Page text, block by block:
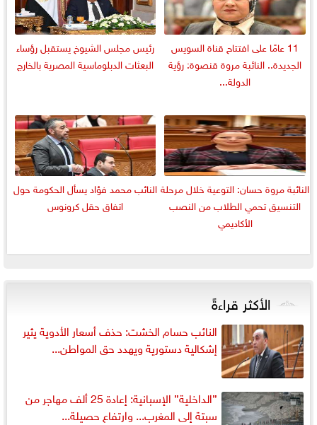
11 عامًا على افتتاح قناة السويس
الجديدة.. النائبة مروة قنصوة: رؤية
الدولة...
رئيس مجلس الشيوخ يستقبل رؤساء
البعثات الدبلوماسية المصرية بالخارج
النائبة مروة حسان: التوعية خلال مرحلة
التنسيق تحمي الطلاب من النصب
الأكاديمي
النائب محمد فؤاد يسأل الحكومة حول
اتفاق حقل كرونوس
الأكثر قراءةً
النائب حسام الخشت: حذف أسعار الأدوية يثير
إشكالية دستورية ويهدد حق المواطن...
”الداخلية” الإسبانية: إعادة 25 ألف مهاجر من
سبتة إلى المغرب... وارتفاع حصيلة...